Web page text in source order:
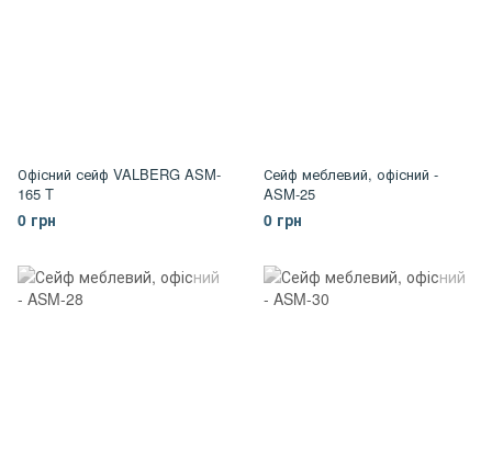
Офісний сейф VALBERG ASM-
165 T
0 грн
Сейф меблевий, офісний -
ASM-25
0 грн